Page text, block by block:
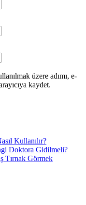
üzere adımı, e-
kaydet.
Kullanılır?
Doktora Gidilmeli?
Tırnak Görmek